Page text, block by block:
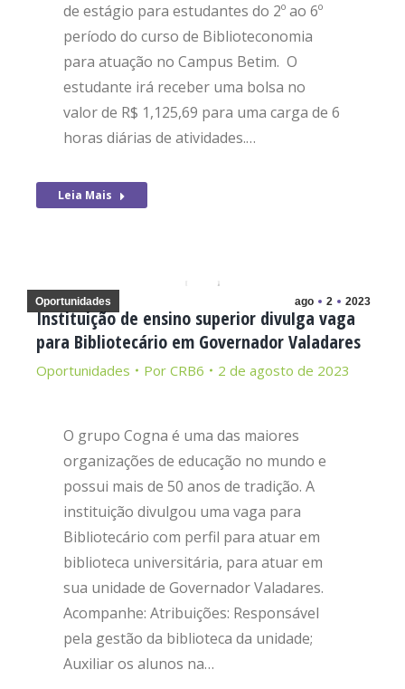
de estágio para estudantes do 2º ao 6º
período do curso de Biblioteconomia
para atuação no Campus Betim. O
estudante irá receber uma bolsa no
valor de R$ 1,125,69 para uma carga de 6
horas diárias de atividades.…
Leia Mais
ago 2 2023
Oportunidades
Instituição de ensino superior divulga vaga
para Bibliotecário em Governador Valadares
Oportunidades Por CRB6 2 de agosto de 2023
O grupo Cogna é uma das maiores
organizações de educação no mundo e
possui mais de 50 anos de tradição. A
instituição divulgou uma vaga para
Bibliotecário com perfil para atuar em
biblioteca universitária, para atuar em
sua unidade de Governador Valadares.
Acompanhe: Atribuições: Responsável
pela gestão da biblioteca da unidade;
Auxiliar os alunos na…